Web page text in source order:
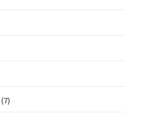
(7)